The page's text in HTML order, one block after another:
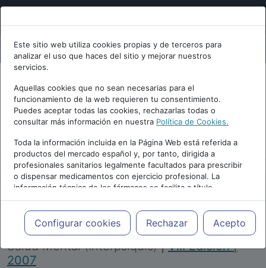
Este sitio web utiliza cookies propias y de terceros para
analizar el uso que haces del sitio y mejorar nuestros
servicios.
Aquellas cookies que no sean necesarias para el
funcionamiento de la web requieren tu consentimiento.
Puedes aceptar todas las cookies, rechazarlas todas o
consultar más información en nuestra Política de Cookies.
Toda la información incluida en la Página Web está referida a
productos del mercado español y, por tanto, dirigida a
profesionales sanitarios legalmente facultados para prescribir
o dispensar medicamentos con ejercicio profesional. La
información técnica de los fármacos se facilita a título
meramente informativo, siendo responsabilidad de los
profesionales facultados prescribir medicamentos y decidir, en
cada caso concreto, el tratamiento más adecuado a las
necesidades del paciente.
Configurar cookies Rechazar Acepto
Repositorio de Artículos |Congreso Virtual
Internacional de Psiquiatría, Psicología y
Salud Mental (Interpsiquis)|VIII Edición |
2007